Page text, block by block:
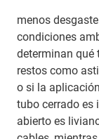
menos
condiciones
determinan qué
restos como
o si la
tubo cerrado es
abierto es